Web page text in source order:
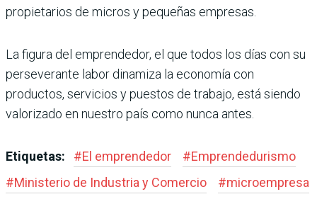
propietarios de micros y pequeñas empresas.
La figura del emprendedor, el que todos los días con su
perseverante labor dinamiza la economía con
productos, servicios y pues­tos de trabajo, está siendo
valorizado en nuestro país como nunca antes.
Etiquetas: #El emprendedor #Emprendedu­rismo
#Ministerio de Industria y Comercio #microempresa